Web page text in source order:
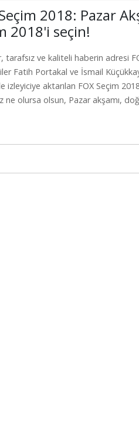
2018: Pazar
2018'i seçin!
tarafsız ve kaliteli haberin adresi
Fatih Portakal ve İsmail
izleyiciye aktarılan FOX Seçim
ne olursa olsun, Pazar akşamı,